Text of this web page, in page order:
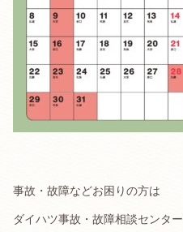
事故・故障などお困りの方は
ダイハツ事故・故障相談センター